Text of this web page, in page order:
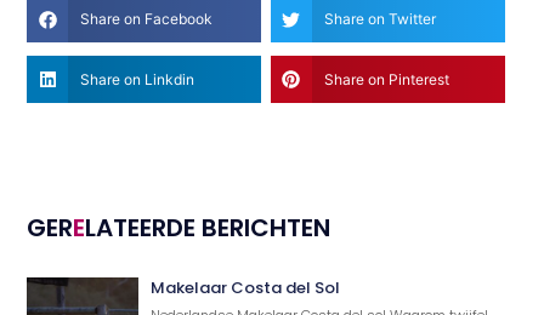
Share on Facebook Share on Twitter
Share on Linkdin Share on Pinterest
GERELATEERDE BERICHTEN
Makelaar Costa del Sol